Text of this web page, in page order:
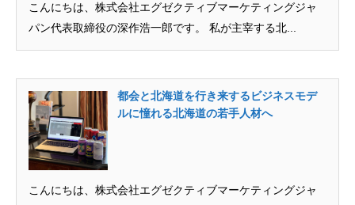
こんにちは、株式会社エグゼクティブマーケティングジャ
パン代表取締役の深作浩一郎です。 私が主宰する北...
都会と北海道を行き来するビジネスモデ
ルに憧れる北海道の若手人材へ
こんにちは、株式会社エグゼクティブマーケティングジャ